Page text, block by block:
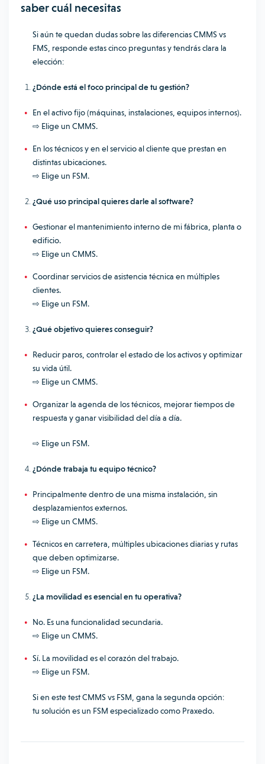
saber cuál necesitas
Si aún te quedan dudas sobre las diferencias CMMS vs
FMS, responde estas cinco preguntas y tendrás clara la
elección:
¿Dónde está el foco principal de tu gestión?
En el activo fijo (máquinas, instalaciones, equipos internos).
⇨ Elige un CMMS.
En los técnicos y en el servicio al cliente que prestan en
distintas ubicaciones.
⇨ Elige un FSM.
¿Qué uso principal quieres darle al software?
Gestionar el mantenimiento interno de mi fábrica, planta o
edificio.
⇨ Elige un CMMS.
Coordinar servicios de asistencia técnica en múltiples
clientes.
⇨ Elige un FSM.
¿Qué objetivo quieres conseguir?
Reducir paros, controlar el estado de los activos y optimizar
su vida útil.
⇨ Elige un CMMS.
Organizar la agenda de los técnicos, mejorar tiempos de
respuesta y ganar visibilidad del día a día.
⇨ Elige un FSM.
¿Dónde trabaja tu equipo técnico?
Principalmente dentro de una misma instalación, sin
desplazamientos externos.
⇨ Elige un CMMS.
Técnicos en carretera, múltiples ubicaciones diarias y rutas
que deben optimizarse.
⇨ Elige un FSM.
¿La movilidad es esencial en tu operativa?
No. Es una funcionalidad secundaria.
⇨ Elige un CMMS.
Sí. La movilidad es el corazón del trabajo.
⇨ Elige un FSM.
Si en este test CMMS vs FSM, gana la segunda opción:
tu solución es un FSM especializado como Praxedo.